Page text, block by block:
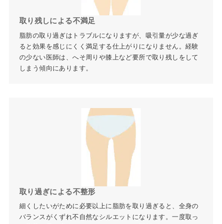
取り残しによる不満足
脂肪の取り過ぎはトラブルになりますが、吸引量が少な過ぎ
ると効果を感じにくく満足する仕上がりになりません。経験
の少ない医師は、へそ周りや膝上など要所で取り残しをして
しまう傾向にあります。
取り過ぎによる不整形
細くしたいがために必要以上に脂肪を取り過ぎると、全身の
バランスがくずれ不自然なシルエットになります。一度取っ